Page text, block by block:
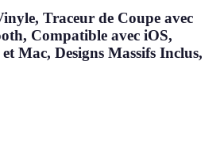
Traceur de Coupe avec
Compatible avec iOS,
Mac, Designs Massifs Inclus,